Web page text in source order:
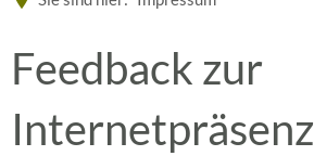
Feedback
zur
Feedback zur
Internetpräsenz